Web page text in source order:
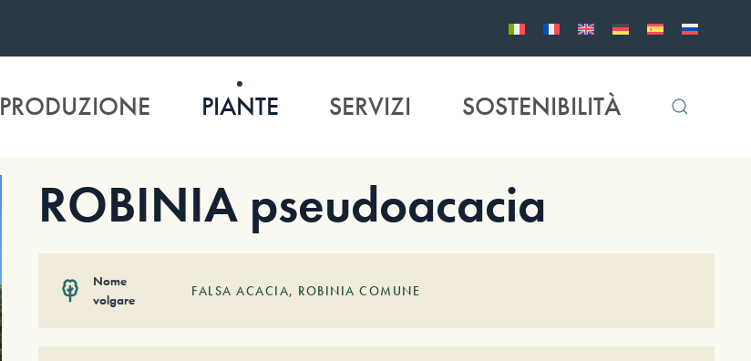
PRODUZIONE PIANTE SERVIZI SOSTENIBILITÀ
ROBINIA pseudoacacia
Nome
volgare
FALSA ACACIA, ROBINIA COMUNE